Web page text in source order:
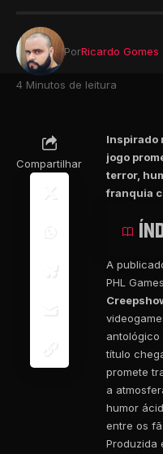
PorRicardo Gomes
4 Minutos de leitura
Compartilhar
Inspirado
jogo
terror,
franquia
A
PHL
antológico
título
promete
a
humor
entre os
Produzida